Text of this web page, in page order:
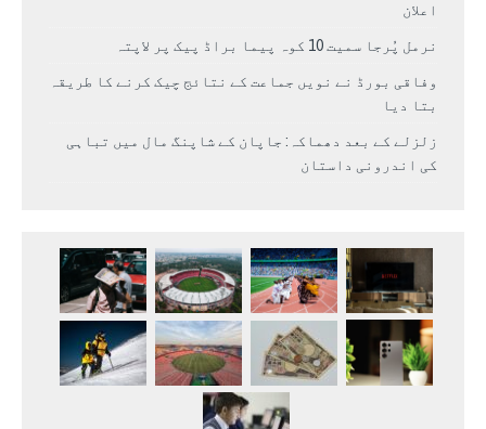
اعلان
نرمل پُرجا سمیت 10 کوہ پیما براڈ پیک پر لاپتہ
وفاقی بورڈ نے نویں جماعت کے نتائج چیک کرنے کا طریقہ
بتا دیا
زلزلے کے بعد دھماکہ: جاپان کے شاپنگ مال میں تباہی
کی اندرونی داستان